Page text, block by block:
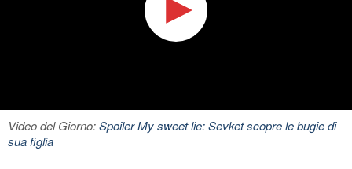
Video del Giorno:Spoiler My sweet lie: Sevket scopre le bugie di
sua figlia